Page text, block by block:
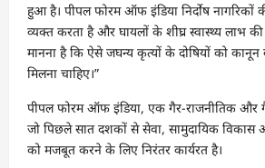
हुआ है। पीपल फोरम ऑफ इंडिया निर्दोष नागरिकों
व्यक्त करता है और घायलों के शीघ्र स्वास्थ्य लाभ की
मानना है कि ऐसे जघन्य कृत्यों के दोषियों को
मिलना चाहिए।”
पीपल फोरम ऑफ इंडिया, एक गैर-राजनीतिक और
जो पिछले सात दशकों से सेवा, सामुदायिक विकास और
को मजबूत करने के लिए निरंतर कार्यरत है।